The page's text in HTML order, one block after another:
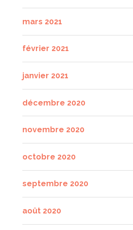
mars 2021
février 2021
janvier 2021
décembre 2020
novembre 2020
octobre 2020
septembre 2020
août 2020